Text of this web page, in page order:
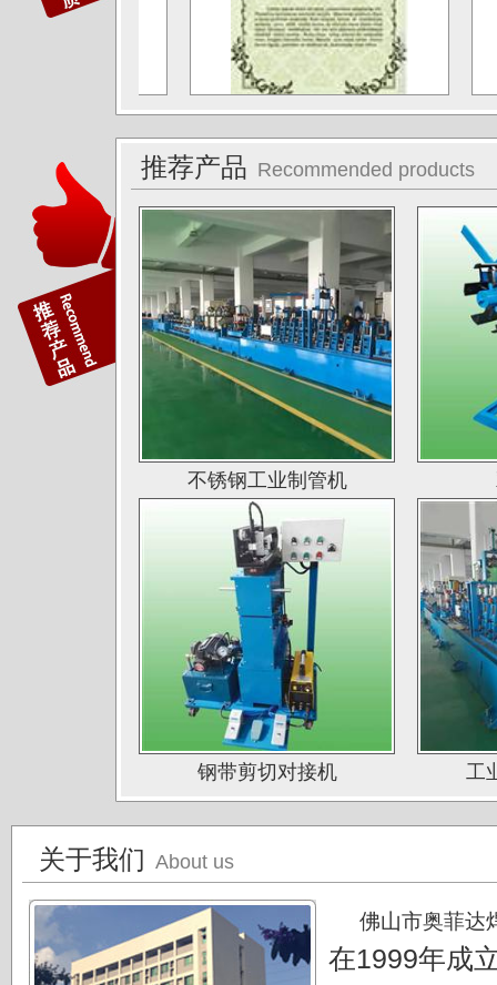
江苏无锡应达公司
德阳东方汽轮机厂（东方公司)
湖南湘投金天新材（湘投集团）
江苏中天科技股份有限公司
佛山运升不锈钢厂
宝菜不锈钢科技（昆山）有限公司
苏州圣珀不锈钢制品有限公司
上海华钢不锈钢有限公司
常熟鑫统联不锈钢公司
广东江门斯高不锈钢公司
山西太原唯太新材有限公司
山西太原大泽不锈钢公司
佛山南钛制品有限公司
广东德庆康纳国兴公司
唐山海兴金属制品厂
江苏南通中天科技股份有限公司
上海凌士通不锈钢有限公司
德阳东方汽轮机厂（东方公司)
江苏中天科技股份有限公司
推荐产品 Recommended products
不锈钢工业制管机
钢带剪切对接机 工
关于我们 About us
佛山市奥菲达
在1999年成